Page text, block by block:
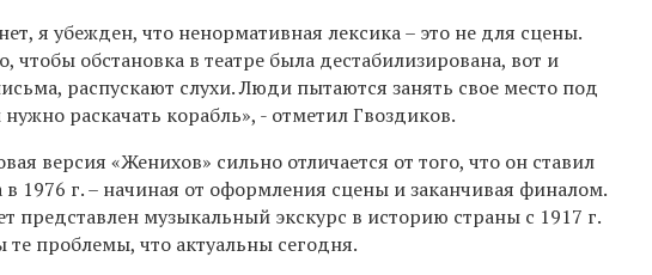
я убежден, что ненормативная лексика – это не для сцены.
чтобы обстановка в театре была дестабилизирована, вот и
распускают слухи. Люди пытаются занять свое место под
раскачать корабль», - отметил Гвоздиков.
версия «Женихов» сильно отличается от того, что он ставил
в 1976 г. – начиная от оформления сцены и заканчивая финалом.
представлен музыкальный экскурс в историю страны с 1917 г.
проблемы, что актуальны сегодня.